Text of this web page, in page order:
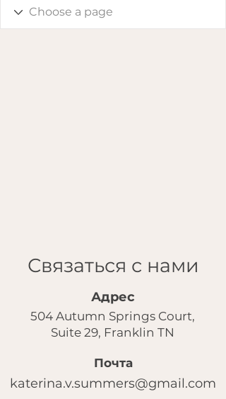
Связаться с нами
Адрес
504 Autumn Springs Court,
Suite 29, Franklin TN
Почта
katerina.v.summers@gmail.com